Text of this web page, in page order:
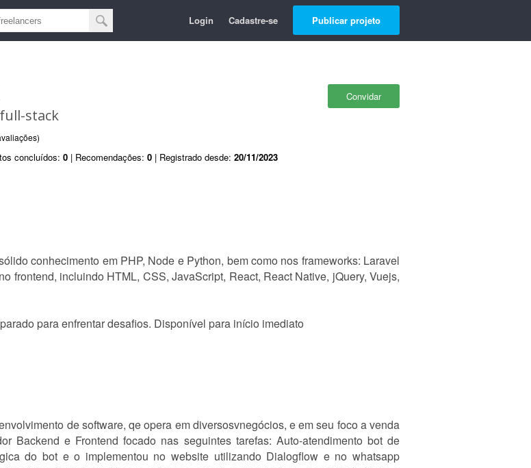
Login Cadastre-se Publicar projeto
Convidar
stack
concluídos: 0 | Recomendações: 0 | Registrado desde: 20/11/2023
conhecimento em PHP, Node e Python, bem como nos frameworks: Laravel
frontend, incluindo HTML, CSS, JavaScript, React, React Native, jQuery, Vuejs,
para enfrentar desafios. Disponível para início imediato
de software, qe opera em diversosvnegócios, e em seu foco a venda
Backend e Frontend focado nas seguintes tarefas: Auto-atendimento bot de
do bot e o implementou no website utilizando Dialogflow e no whatsapp